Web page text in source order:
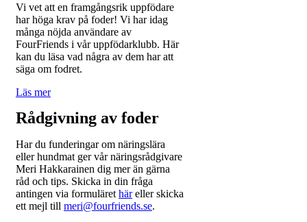
Vi vet att en framgångsrik uppfödare
har höga krav på foder! Vi har idag
många nöjda användare av
FourFriends i vår uppfödarklubb. Här
kan du läsa vad några av dem har att
säga om fodret.
Läs mer
Rådgivning av foder
Har du funderingar om näringslära
eller hundmat ger vår näringsrådgivare
Meri Hakkarainen dig mer än gärna
råd och tips. Skicka in din fråga
antingen via formuläret häreller skicka
ett mejl till meri@fourfriends.se.